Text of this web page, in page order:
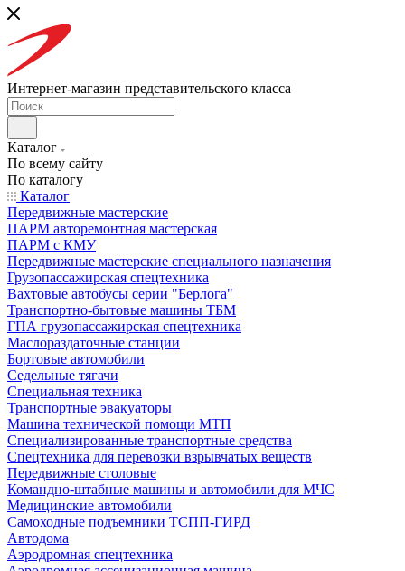
Интернет-магазин представительского класса
Каталог
По всему сайту
По каталогу
Каталог
Передвижные мастерские
ПАРМ авторемонтная мастерская
ПАРМ с КМУ
Передвижные мастерские специального назначения
Грузопассажирская спецтехника
Вахтовые автобусы серии "Берлога"
Транспортно-бытовые машины ТБМ
ГПА грузопассажирская спецтехника
Маслораздаточные станции
Бортовые автомобили
Седельные тягачи
Специальная техника
Транспортные эвакуаторы
Машина технической помощи МТП
Специализированные транспортные средства
Спецтехника для перевозки взрывчатых веществ
Передвижные столовые
Командно-штабные машины и автомобили для МЧС
Медицинские автомобили
Самоходные подъемники ТСПП-ГИРД
Автодома
Аэродромная спецтехника